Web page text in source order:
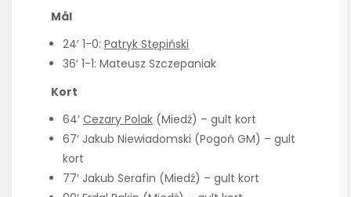
Mål
24′ 1-0: Patryk Stępiński
36′ 1-1: Mateusz Szczepaniak
Kort
64′ Cezary Polak (Miedź) – gult kort
67′ Jakub Niewiadomski (Pogoń GM) – gult
kort
77′ Jakub Serafin (Miedź) – gult kort